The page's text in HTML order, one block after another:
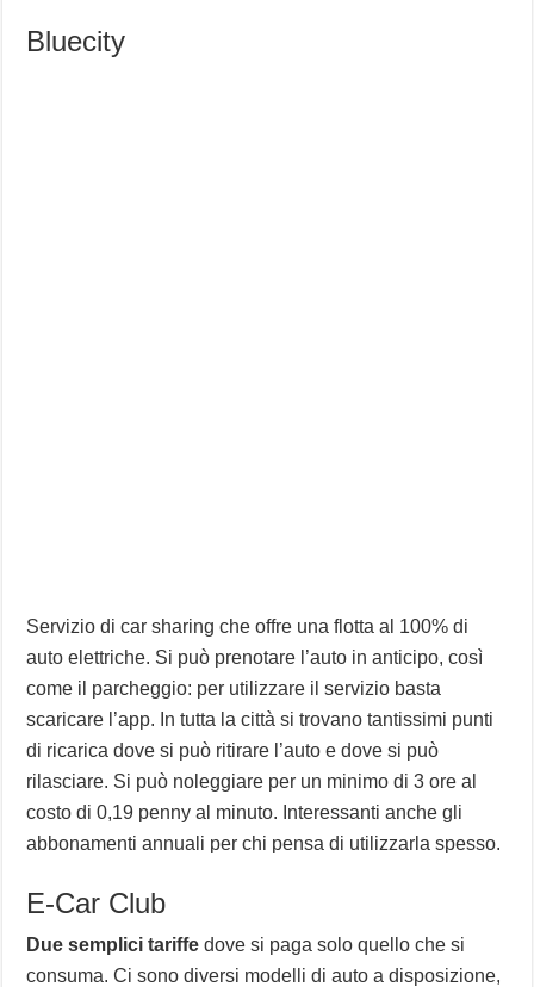
Bluecity
Servizio di car sharing che offre una flotta al 100% di
auto elettriche. Si può prenotare l’auto in anticipo, così
come il parcheggio: per utilizzare il servizio basta
scaricare l’app. In tutta la città si trovano tantissimi punti
di ricarica dove si può ritirare l’auto e dove si può
rilasciare. Si può noleggiare per un minimo di 3 ore al
costo di 0,19 penny al minuto. Interessanti anche gli
abbonamenti annuali per chi pensa di utilizzarla spesso.
E-Car Club
Due semplici tariffe dove si paga solo quello che si
consuma. Ci sono diversi modelli di auto a disposizione,